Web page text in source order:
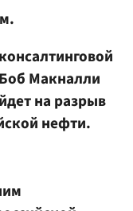
Макналли
на разрыв
нефти.